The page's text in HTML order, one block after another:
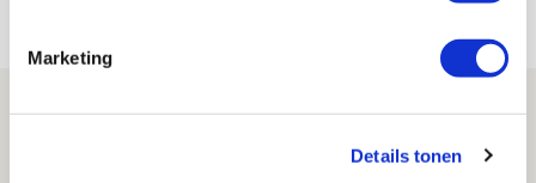
Marketing
Details tonen
Brandt: ‘Ajax en Cruijff bleven door